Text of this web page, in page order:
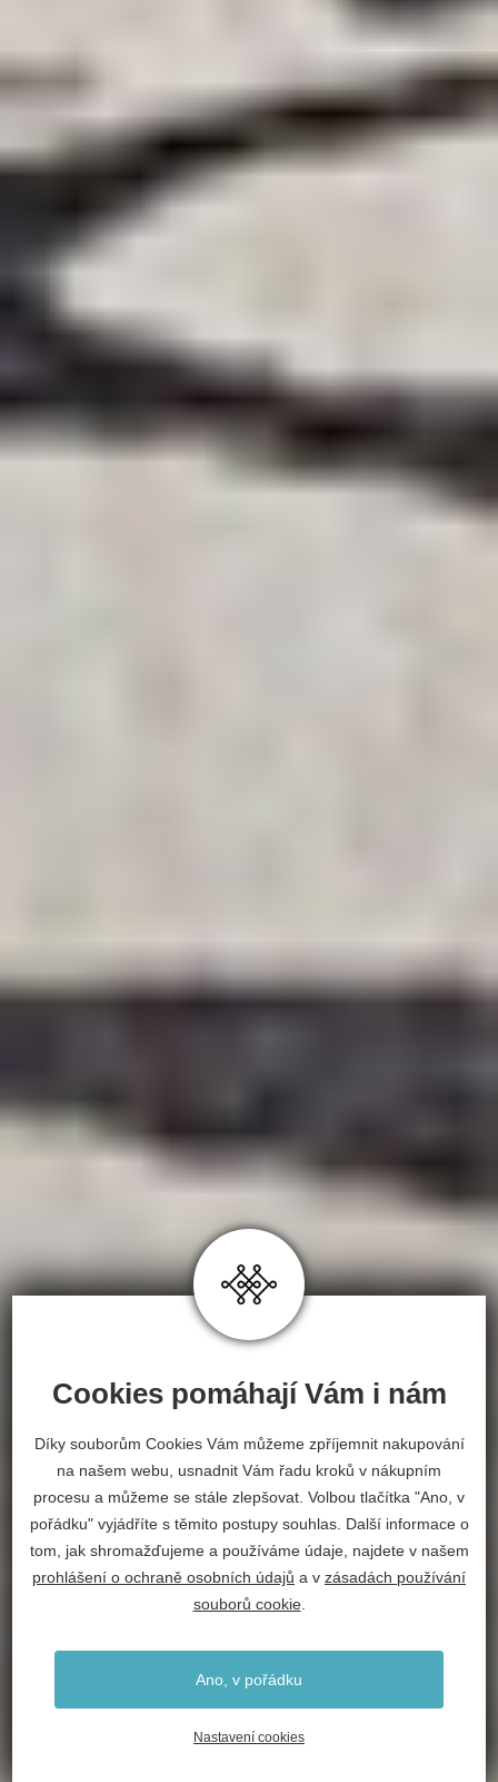
Cookies pomáhají Vám i nám
Díky souborům Cookies Vám můžeme zpříjemnit nakupování
na našem webu, usnadnit Vám řadu kroků v nákupním
procesu a můžeme se stále zlepšovat. Volbou tlačítka "Ano, v
pořádku" vyjádříte s těmito postupy souhlas. Další informace o
tom, jak shromažďujeme a používáme údaje, najdete v našem
prohlášení o ochraně osobních údajů a v zásadách používání
souborů cookie.
Ano, v pořádku
Nastavení cookies